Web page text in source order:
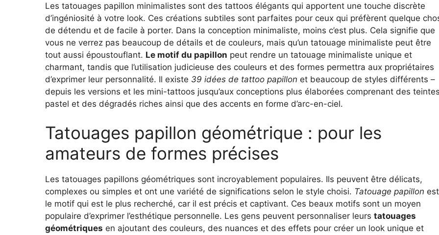
Les tatouages papillon minimalistes sont des tattoos élégants qui apportent une touche discrète
d’ingéniosité à votre look. Ces créations subtiles sont parfaites pour ceux qui préfèrent quelque
de détendu et de facile à porter. Dans la conception minimaliste, moins c’est plus. Cela signifie que
vous ne verrez pas beaucoup de détails et de couleurs, mais qu’un tatouage minimaliste peut être
tout aussi époustouflant. Le motif du papillon peut rendre un tatouage minimaliste unique et
charmant, tandis que l’utilisation judicieuse des couleurs et des formes permettra aux propriétaires
d’exprimer leur personnalité. Il existe 39 idées de tattoo papillon et beaucoup de styles différents –
depuis les versions et les mini-tattoos jusqu’aux conceptions plus élaborées comprenant des
pastel et des dégradés riches ainsi que des accents en forme d’arc-en-ciel.
Tatouages papillon géométrique : pour les
amateurs de formes précises
Les tatouages papillons géométriques sont incroyablement populaires. Ils peuvent être délicats,
complexes ou simples et ont une variété de significations selon le style choisi. Tatouage papillon est
le motif qui est le plus recherché, car il est précis et captivant. Ces beaux motifs sont un moyen
populaire d’exprimer l’esthétique personnelle. Les gens peuvent personnaliser leurs tatouages
géométriques en ajoutant des couleurs, des nuances et des effets pour créer un look unique et